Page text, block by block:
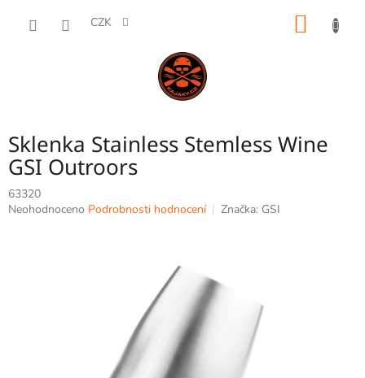
CZK
Sklenka Stainless Stemless Wine
GSI Outroors
63320
Průměrné
Neohodnoceno Podrobnosti hodnocení Značka: GSI